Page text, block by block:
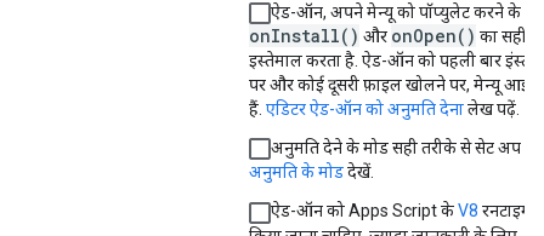
ऐड-ऑन, अपने मेन्यू को पॉप्युलेट करने के
onInstall() और onOpen() का सही
इस्तेमाल करता है. ऐड-ऑन को पहली बार
पर और कोई दूसरी फ़ाइल खोलने पर, मेन्यू
हैं. एडिटर ऐड-ऑन को अनुमति देनालेख पढ़ें.
अनुमति देने के मोड सही तरीके से सेट अप
अनुमति के मोडदेखें.
ऐड-ऑन को Apps Script केV8 रनटाइम